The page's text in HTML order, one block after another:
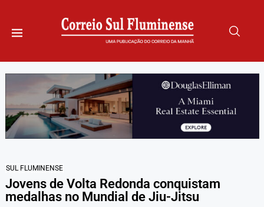
SUL FLUMINENSE
Jovens de Volta Redonda conquistam
medalhas no Mundial de Jiu-Jitsu